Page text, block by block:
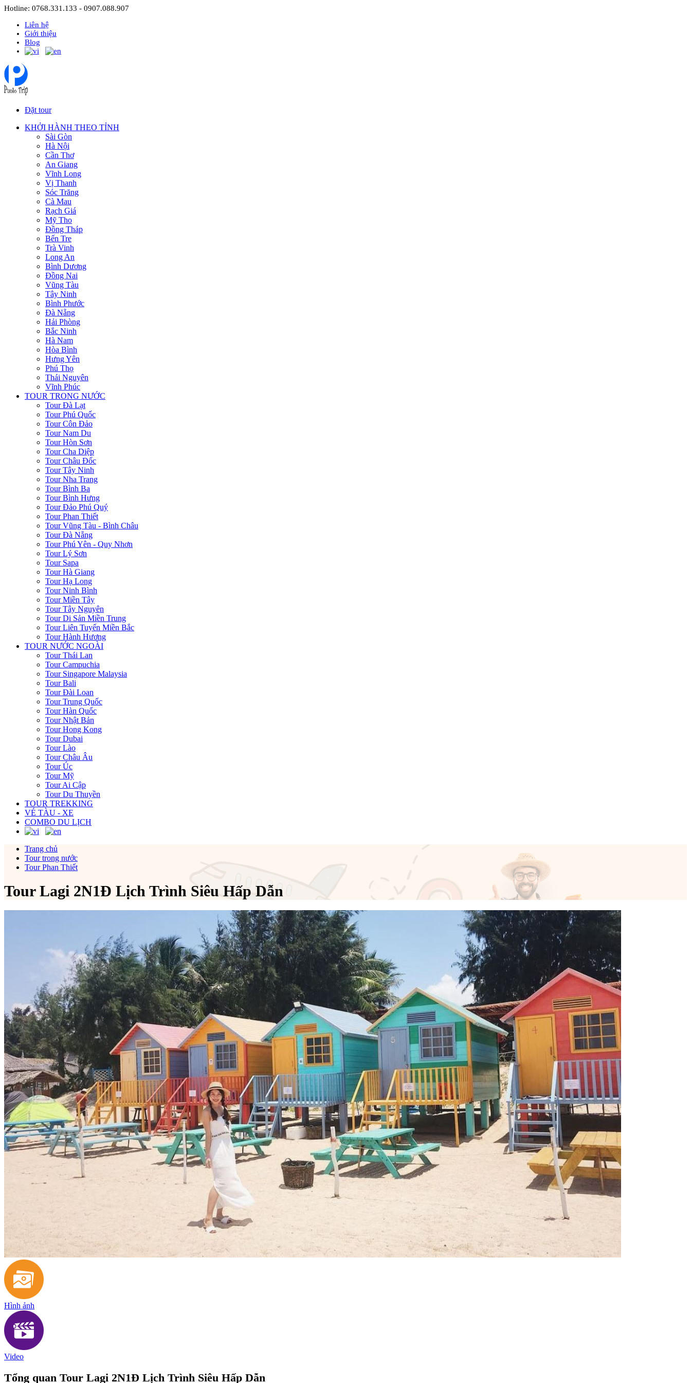
Hotline: 0768.331.133 - 0907.088.907
Liên hệ
Giới thiệu
Blog
Đặt tour
KHỞI HÀNH THEO TỈNH
Sài Gòn
Hà Nội
Cần Thơ
An Giang
Vĩnh Long
Vị Thanh
Sóc Trăng
Cà Mau
Rạch Giá
Mỹ Tho
Đồng Tháp
Bến Tre
Trà Vinh
Long An
Bình Dương
Đồng Nai
Vũng Tàu
Tây Ninh
Bình Phước
Đà Nẵng
Hải Phòng
Bắc Ninh
Hà Nam
Hòa Bình
Hưng Yên
Phú Thọ
Thái Nguyên
Vĩnh Phúc
TOUR TRONG NƯỚC
Tour Đà Lạt
Tour Phú Quốc
Tour Côn Đảo
Tour Nam Du
Tour Hòn Sơn
Tour Cha Diệp
Tour Châu Đốc
Tour Tây Ninh
Tour Nha Trang
Tour Bình Ba
Tour Bình Hưng
Tour Đảo Phú Quý
Tour Phan Thiết
Tour Vũng Tàu - Bình Châu
Tour Đà Nẵng
Tour Phú Yên - Quy Nhơn
Tour Lý Sơn
Tour Sapa
Tour Hà Giang
Tour Hạ Long
Tour Ninh Bình
Tour Miền Tây
Tour Tây Nguyên
Tour Di Sản Miền Trung
Tour Liên Tuyến Miền Bắc
Tour Hành Hương
TOUR NƯỚC NGOÀI
Tour Thái Lan
Tour Campuchia
Tour Singapore Malaysia
Tour Bali
Tour Đài Loan
Tour Trung Quốc
Tour Hàn Quốc
Tour Nhật Bản
Tour Hong Kong
Tour Dubai
Tour Lào
Tour Châu Âu
Tour Úc
Tour Mỹ
Tour Ai Cập
Tour Du Thuyền
TOUR TREKKING
VÉ TÀU - XE
COMBO DU LỊCH
Trang chủ
Tour trong nước
Tour Phan Thiết
Tour Lagi 2N1Đ Lịch Trình Siêu Hấp Dẫn
Hình ảnh
Video
Tổng quan Tour Lagi 2N1Đ Lịch Trình Siêu Hấp Dẫn